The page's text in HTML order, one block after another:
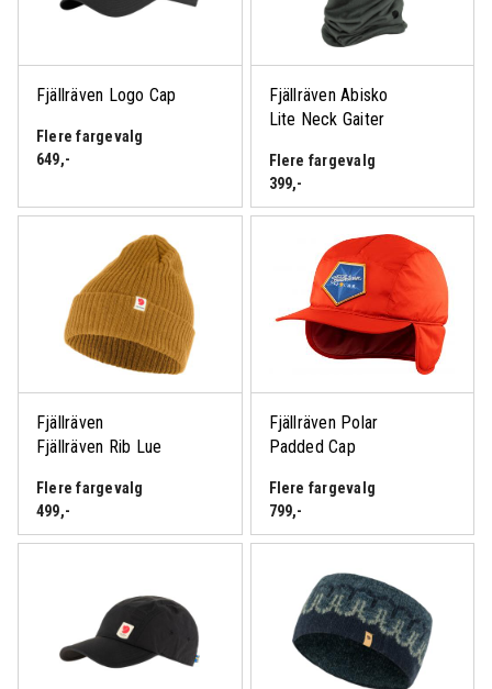
Fjällräven Logo Cap
Flere fargevalg
649,-
Fjällräven Abisko
Lite Neck Gaiter
Flere fargevalg
399,-
Fjällräven
Fjällräven Rib Lue
Flere fargevalg
499,-
Fjällräven Polar
Padded Cap
Flere fargevalg
799,-